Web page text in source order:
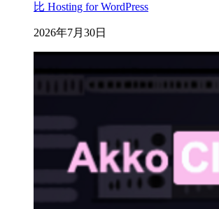
比 Hosting for WordPress
2026年7月30日